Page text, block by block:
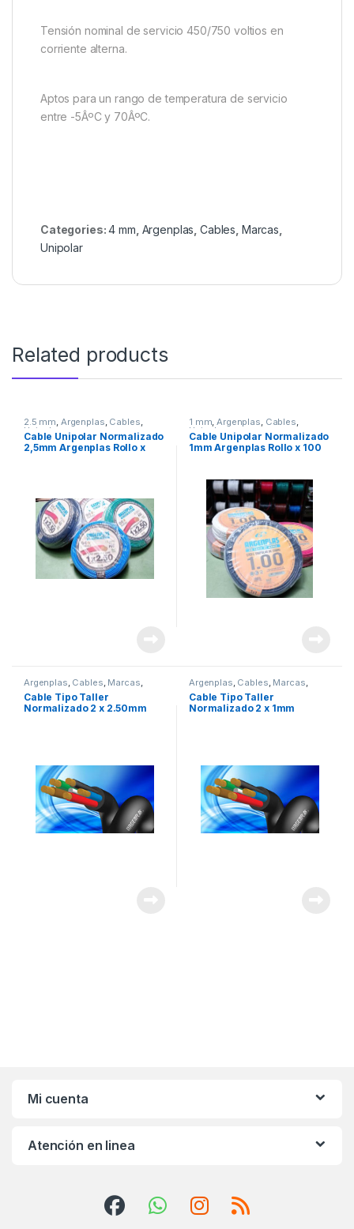
Tensión nominal de servicio 450/750 voltios en
corriente alterna.
Aptos para un rango de temperatura de servicio
entre -5ÂºC y 70ÂºC.
Categories:4 mm Argenplas Cables Marcas
Unipolar
Related products
2.5 mm, Argenplas, Cables,
Unipolar
Cable Unipolar Normalizado
2,5mm Argenplas Rollo x
1 mm,Argenplas, Cables,
Unipolar
Cable Unipolar Normalizado
1mm Argenplas Rollo x 100
Argenplas, Cables, Marcas,
Seguridad tipo taller
Cable Tipo Taller
Normalizado 2 x 2.50mm
Argenplas, Cables, Marcas,
Seguridad tipo taller
Cable Tipo Taller
Normalizado 2 x 1mm
Mi cuenta
Atención en linea